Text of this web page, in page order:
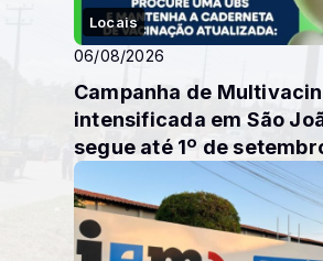
Locais
06/08/2026
Campanha de
intensificada em São
segue até 1º de